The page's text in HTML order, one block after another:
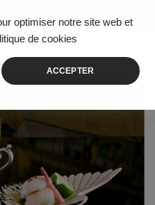
optimiser notre site web et
de cookies
ACCEPTER